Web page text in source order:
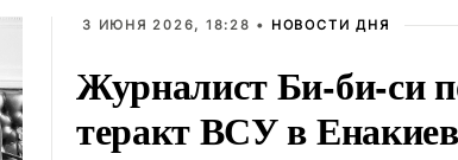
3 ИЮНЯ 2026, 18:28 • НОВОСТИ ДНЯ
Журналист Би-би-си
теракт ВСУ в